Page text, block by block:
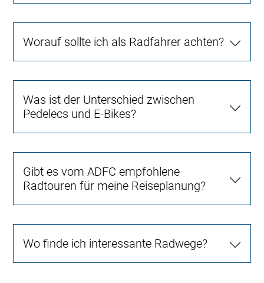
Worauf sollte ich als Radfahrer achten?
Was ist der Unterschied zwischen
Pedelecs und E-Bikes?
Gibt es vom ADFC empfohlene
Radtouren für meine Reiseplanung?
Wo finde ich interessante Radwege?